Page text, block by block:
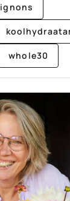
whole30